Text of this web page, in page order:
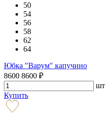
50
54
56
58
62
64
Юбка "Варум" капучино
8600 8600 ₽
шт
Купить